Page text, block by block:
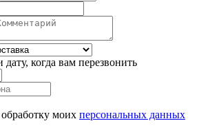
когда вам перезвонить
моих персональных данных